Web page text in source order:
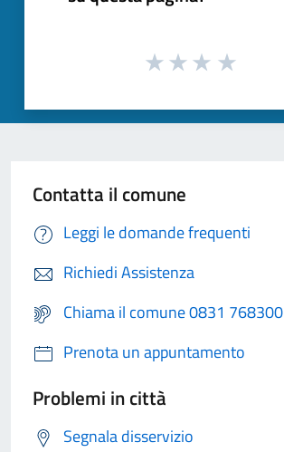
Contatta il comune
Leggi le domande frequenti
Richiedi Assistenza
Chiama il comune 0831 768300
Prenota un appuntamento
Problemi in città
Segnala disservizio